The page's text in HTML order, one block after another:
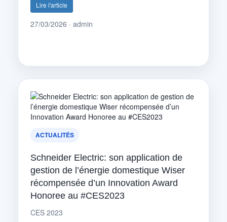
Lire l'article
27/03/2026 · admin
ACTUALITÉS
Schneider Electric: son application de
gestion de l’énergie domestique Wiser
récompensée d’un Innovation Award
Honoree au #CES2023
CES 2023